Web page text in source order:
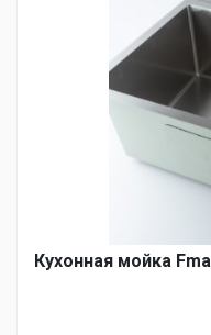
Кухонная мойка